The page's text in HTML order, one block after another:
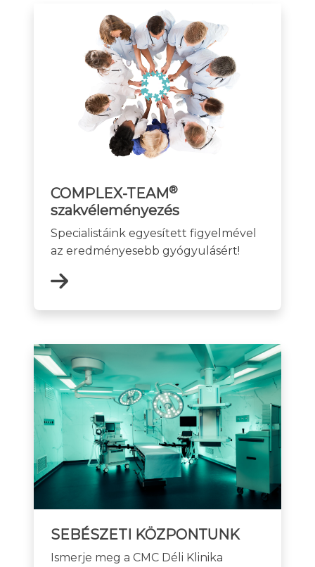
COMPLEX-TEAM®
szakvéleményezés
Specialistáink egyesített figyelmével
az eredményesebb gyógyulásért!
SEBÉSZETI KÖZPONTUNK
Ismerje meg a CMC Déli Klinika